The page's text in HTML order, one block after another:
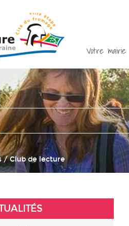
Votre mairie
/ Club de lecture